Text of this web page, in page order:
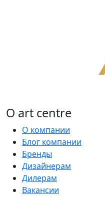
О art centre
О компании
Блог компании
Бренды
Дизайнерам
Дилерам
Вакансии